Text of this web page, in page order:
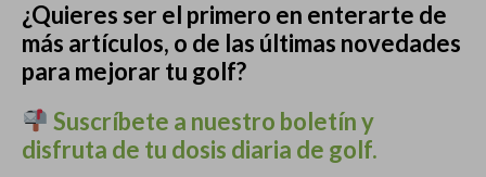
¿Quieres ser el primero en enterarte de
más artículos, o de las últimas novedades
para mejorar tu golf?
Suscríbete a nuestro boletín y
disfruta de tu dosis diaria de golf.